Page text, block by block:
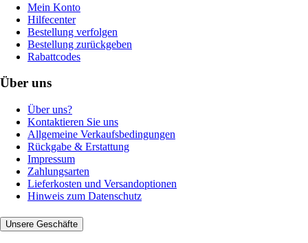
Mein Konto
Hilfecenter
Bestellung verfolgen
Bestellung zurückgeben
Rabattcodes
Über uns
Über uns?
Kontaktieren Sie uns
Allgemeine Verkaufsbedingungen
Rückgabe & Erstattung
Impressum
Zahlungsarten
Lieferkosten und Versandoptionen
Hinweis zum Datenschutz
Unsere Geschäfte